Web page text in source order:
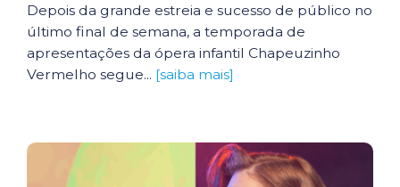
Depois da grande estreia e sucesso de público no
último final de semana, a temporada de
apresentações da ópera infantil Chapeuzinho
Vermelho segue... [saiba mais]